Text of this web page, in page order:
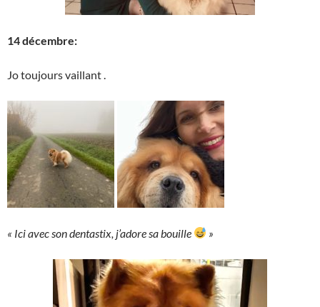
14 décembre:
Jo toujours vaillant .
« Ici avec son dentastix, j’adore sa bouille »